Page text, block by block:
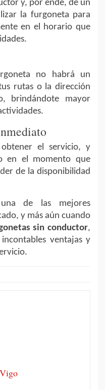
y, por ende, de un
la furgoneta para
en el horario que
no habrá un
rutas o la dirección
brindándote mayor
el servicio, y
en el momento que
de la disponibilidad
de las mejores
y más aún cuando
sin conductor,
ventajas y